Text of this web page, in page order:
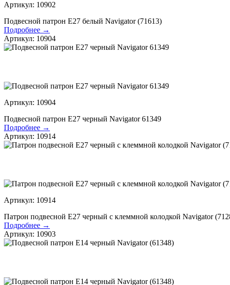
Артикул: 10902
Подвесной патрон Е27 белый Navigator (71613)
Подробнее →
Артикул: 10904
Артикул: 10904
Подвесной патрон Е27 черный Navigator 61349
Подробнее →
Артикул: 10914
Артикул: 10914
Патрон подвесной Е27 черный с клеммной колодкой Navigator
Подробнее →
Артикул: 10903